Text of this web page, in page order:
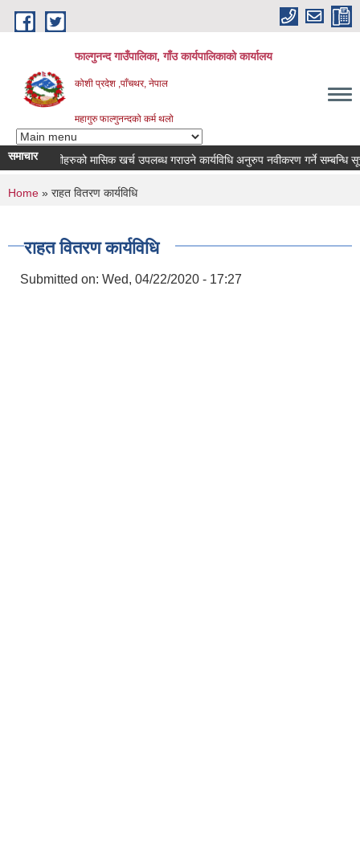
Skip to main content
फाल्गुनन्द गाउँपालिका, गाँउ कार्यपालिकाको कार्यालय
कोशी प्रदेश ,पाँचथर, नेपाल
महागुरु फाल्गुनन्दको कर्म थलो
समाचारविरामीहरुको मासिक खर्च उपलब्ध गराउने कार्यविधि अनुरुप नवीकरण गर्ने सम्बन्धि सूचना
You are here
Home » राहत वितरण कार्यविधि
राहत वितरण कार्यविधि
Submitted on: Wed, 04/22/2020 - 17:27